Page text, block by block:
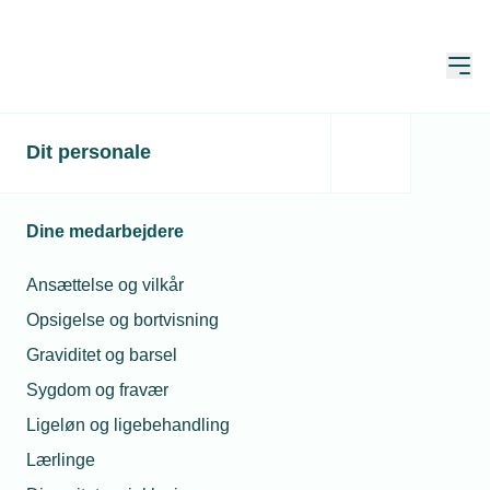
Dit personale
Dine medarbejdere
Ansættelse og vilkår
Opsigelse og bortvisning
Graviditet og barsel
Sygdom og fravær
Ligeløn og ligebehandling
Lærlinge
Få styr på varmepumpen
Skrevet af: Mads Hagemann Petersen